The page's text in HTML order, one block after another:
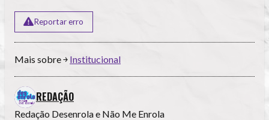
Reportar erro
Mais sobre ￫ Institucional
REDAÇÃO
Redação Desenrola e Não Me Enrola